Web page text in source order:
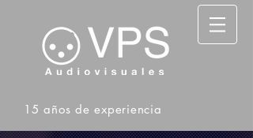
15 años de experiencia